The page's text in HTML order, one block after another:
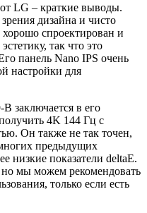
LG – краткие выводы.
дизайна и чисто
спроектирован и
так что это
панель Nano IPS очень
настройки для
заключается в его
4K 144 Гц с
Он также не так точен,
предыдущих
низкие показатели deltaE.
мы можем рекомендовать
только если есть